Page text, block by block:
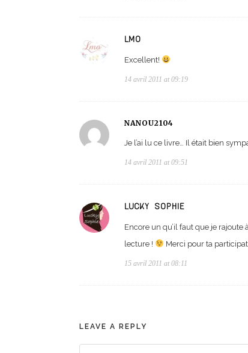
LMO
Excellent!
14 avril 2011 at 09:19
NANOU2104
Je l’ai lu ce livre… Il était bien
14 avril 2011 at 09:51
LUCKY SOPHIE
Encore un qu’il faut que je
lecture !
Merci pour ta
15 avril 2011 at 08:11
LEAVE A REPLY